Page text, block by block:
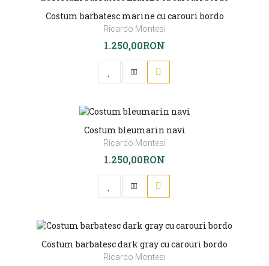
Costum barbatesc marine cu carouri bordo
Ricardo Montesi
1.250,00RON
Costum bleumarin navi
Ricardo Montesi
1.250,00RON
Costum barbatesc dark gray cu carouri bordo
Ricardo Montesi